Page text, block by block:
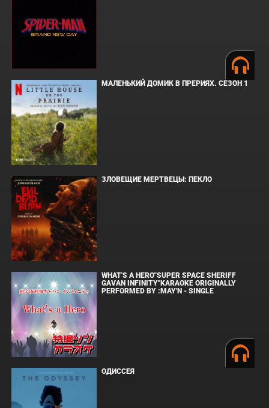
МАЛЕНЬКИЙ ДОМИК В ПРЕРИЯХ. СЕЗОН 1
ЗЛОВЕЩИЕ МЕРТВЕЦЫ: ПЕКЛО
WHAT'S A HERO"SUPER SPACE SHERIFF
GAVAN INFINITY"KARAOKE ORIGINALLY
PERFORMED BY :MAY'N - SINGLE
ОДИССЕЯ